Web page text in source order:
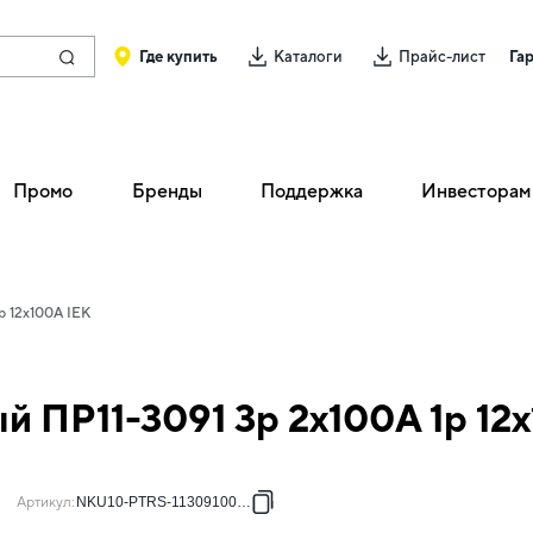
Где купить Каталоги Прайс-лист
Промо Бренды Поддержка Инвесторам
12х100А IEK
ПР11-3091 3p 2х100А 1p
Артикул: NKU10-PTRS-11309100-01